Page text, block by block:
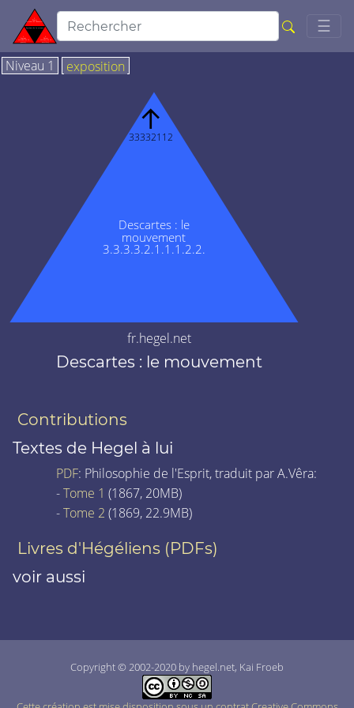
☰
Niveau 1 exposition
Descartes : le
mouvement
3.3.3.3.2.1.1.1.2.2.
↑
33332112
fr.hegel.net
Descartes : le mouvement
Contributions
Textes de Hegel à lui
PDF: Philosophie de l'Esprit, traduit par A.Vêra:
-Tome 1 (1867, 20MB)
-Tome 2 (1869, 22.9MB)
Livres d'Hégéliens (PDFs)
voir aussi
Copyright © 2002-2020 by hegel.net, Kai Froeb